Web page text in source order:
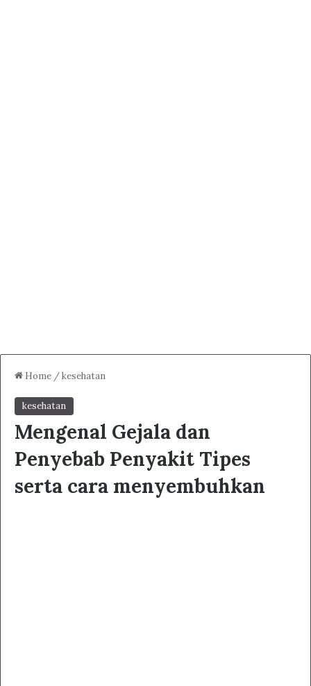
Home /kesehatan
kesehatan
Mengenal Gejala dan
Penyebab Penyakit Tipes
serta cara menyembuhkan